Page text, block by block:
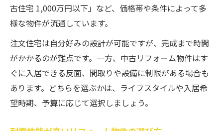
古住宅 1,000万円以下」など、価格帯や条件によって多
様な物件が流通しています。
注文住宅は自分好みの設計が可能ですが、完成まで時間
がかかるのが難点です。一方、中古リフォーム物件はす
ぐに入居できる反面、間取りや設備に制限がある場合も
あります。どちらを選ぶかは、ライフスタイルや入居希
望時期、予算に応じて選択しましょう。